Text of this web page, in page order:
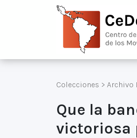
Colecciones > Archivo
Que la
victoriosa